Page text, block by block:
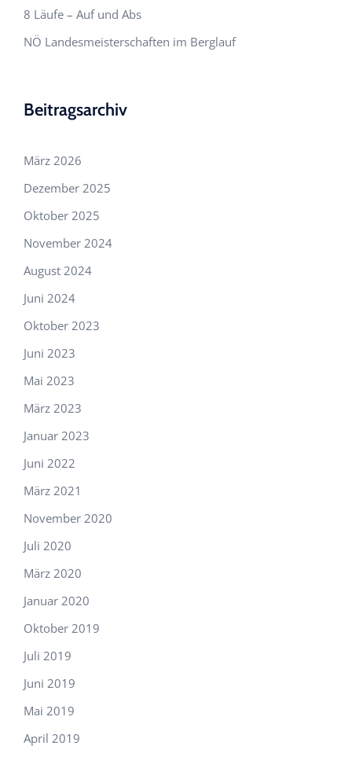
8 Läufe – Auf und Abs
NÖ Landesmeisterschaften im Berglauf
Beitragsarchiv
März 2026
Dezember 2025
Oktober 2025
November 2024
August 2024
Juni 2024
Oktober 2023
Juni 2023
Mai 2023
März 2023
Januar 2023
Juni 2022
März 2021
November 2020
Juli 2020
März 2020
Januar 2020
Oktober 2019
Juli 2019
Juni 2019
Mai 2019
April 2019